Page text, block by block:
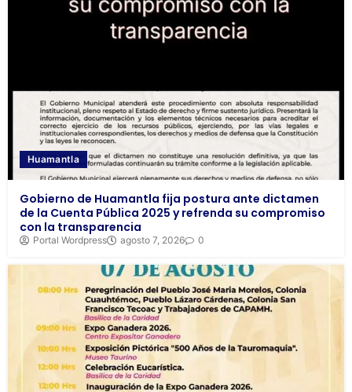
Huamantla
Gobierno de Huamantla fija postura ante dictamen
de la Cuenta Pública 2025 y refrenda su compromiso
con la transparencia
Portal Wordpress agosto 7, 2026 0